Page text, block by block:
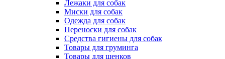
Лежаки для собак
Миски для собак
Одежда для собак
Переноски для собак
Средства гигиены для собак
Товары для груминга
Товары для щенков